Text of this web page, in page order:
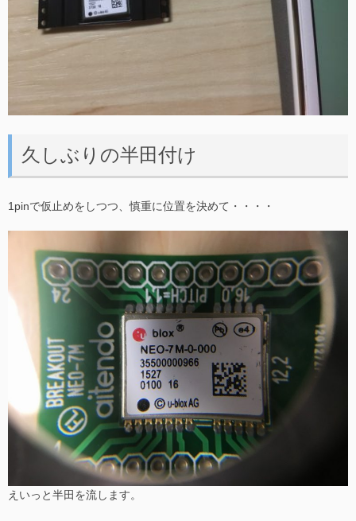
久しぶりの半田付け
1pinで仮止めをしつつ、慎重に位置を決めて・・・・
えいっと半田を流します。